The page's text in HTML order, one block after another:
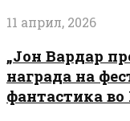
11 април, 2026
„Јон Вардар
награда на
фантастика